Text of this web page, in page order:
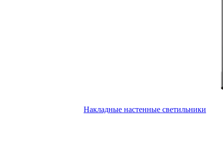
Накладные настенные светильники